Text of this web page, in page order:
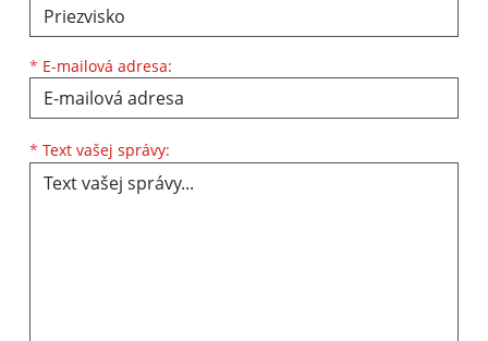
* E-mailová adresa:
* Text vašej správy: